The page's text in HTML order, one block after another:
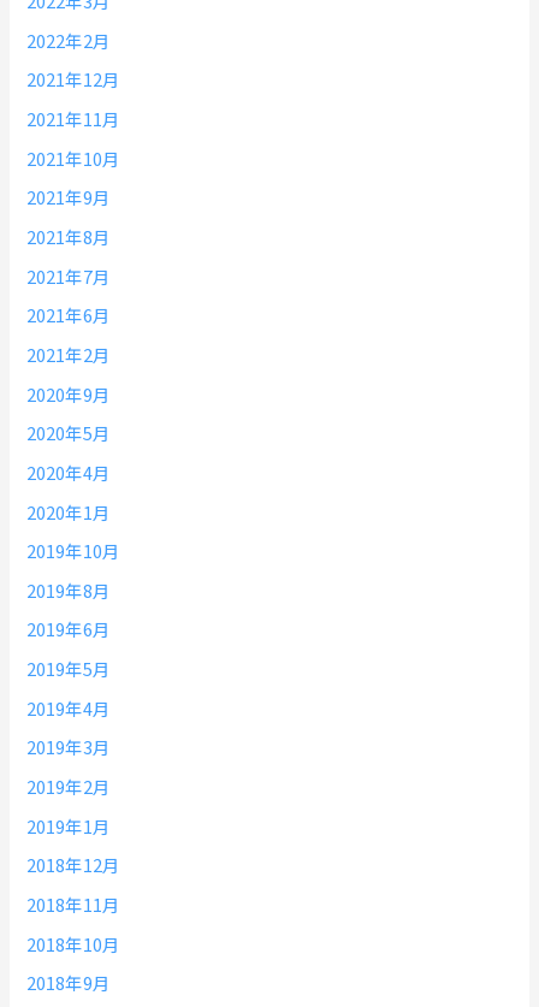
2022年2月
2021年12月
2021年11月
2021年10月
2021年9月
2021年8月
2021年7月
2021年6月
2021年2月
2020年9月
2020年5月
2020年4月
2020年1月
2019年10月
2019年8月
2019年6月
2019年5月
2019年4月
2019年3月
2019年2月
2019年1月
2018年12月
2018年11月
2018年10月
2018年9月